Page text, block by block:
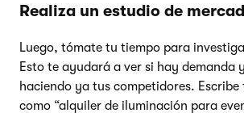
Realiza un estudio de
Luego, tómate tu tiempo para
Esto te ayudará a ver si hay demanda
haciendo ya tus competidores. Escribe
como “alquiler de iluminación para